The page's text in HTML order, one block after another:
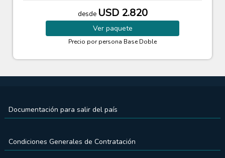
desde USD 2.820
Ver paquete
Precio por persona Base Doble
Documentación para salir del país
Condiciones Generales de Contratación